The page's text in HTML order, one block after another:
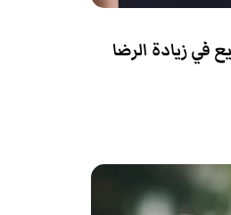
في زيادة الرضا